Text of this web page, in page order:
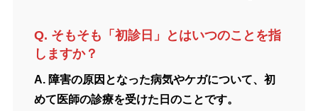
Q. そもそも「初診日」とはいつのことを指
しますか？
A. 障害の原因となった病気やケガについて、初
めて医師の診療を受けた日のことです。